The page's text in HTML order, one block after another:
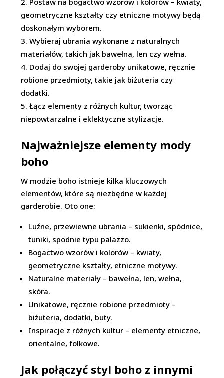
Postaw na bogactwo wzorów i kolorów – kwiaty,
geometryczne kształty czy etniczne motywy będą
doskonałym wyborem.
Wybieraj ubrania wykonane z naturalnych
materiałów, takich jak bawełna, len czy wełna.
Dodaj do swojej garderoby unikatowe, ręcznie
robione przedmioty, takie jak biżuteria czy
dodatki.
Łącz elementy z różnych kultur, tworząc
niepowtarzalne i eklektyczne stylizacje.
Najważniejsze elementy mody
boho
W modzie boho istnieje kilka kluczowych
elementów, które są niezbędne w każdej
garderobie. Oto one:
Luźne, przewiewne ubrania – sukienki, spódnice,
tuniki, spodnie typu palazzo.
Bogactwo wzorów i kolorów – kwiaty,
geometryczne kształty, etniczne motywy.
Naturalne materiały – bawełna, len, wełna,
skóra.
Unikatowe, ręcznie robione przedmioty –
biżuteria, dodatki, buty.
Inspiracje z różnych kultur – elementy etniczne,
orientalne, folkowe.
Jak połączyć styl boho z innymi